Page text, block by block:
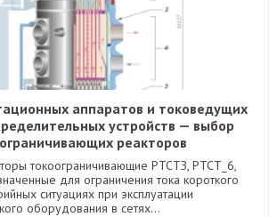
аппаратов и токоведущих
устройств — выбор
реакторов
токоограничивающие РТСТЗ, РТСТ_6,
для ограничения тока короткого
ситуациях при эксплуатации
оборудования в сетях...